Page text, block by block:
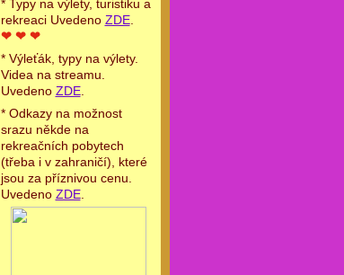
* Typy na výlety, turistiku a
rekreaci Uvedeno ZDE.
❤ ❤ ❤
* Výleťák, typy na výlety.
Videa na streamu.
Uvedeno ZDE.
* Odkazy na možnost
srazu někde na
rekreačních pobytech
(třeba i v zahraničí), které
jsou za příznivou cenu.
Uvedeno ZDE.